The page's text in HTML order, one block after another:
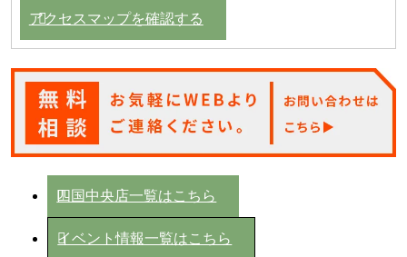
アクセスマップを確認する
四国中央店一覧はこちら
イベント情報一覧はこちら